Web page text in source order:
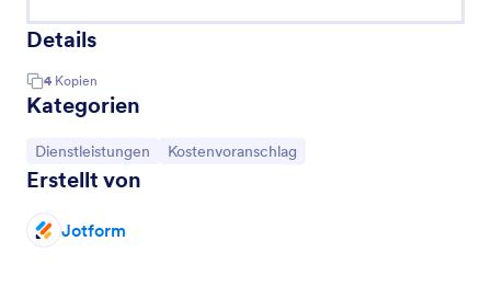
Details
4 Kopien
Kategorien
Zur Kategorie:
Dienstleistungen Zur Kategorie:
Kostenvoranschlag
Erstellt von
Jotform